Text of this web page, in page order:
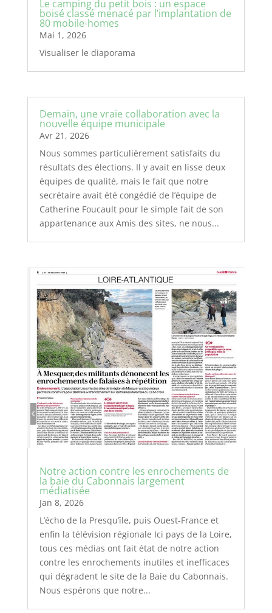
Le camping du petit bois : un espace
boisé classé menacé par l’implantation de
80 mobile-homes
Mai 1, 2026
Visualiser le diaporama
Demain, une vraie collaboration avec la
nouvelle équipe municipale
Avr 21, 2026
Nous sommes particulièrement satisfaits du
résultats des élections. Il y avait en lisse deux
équipes de qualité, mais le fait que notre
secrétaire avait été congédié de l’équipe de
Catherine Foucault pour le simple fait de son
appartenance aux Amis des sites, ne nous...
Notre action contre les enrochements de
la baie du Cabonnais largement
médiatisée
Jan 8, 2026
L’écho de la Presqu’île, puis Ouest-France et
enfin la télévision régionale Ici pays de la Loire,
tous ces médias ont fait état de notre action
contre les enrochements inutiles et inefficaces
qui dégradent le site de la Baie du Cabonnais.
Nous espérons que notre...